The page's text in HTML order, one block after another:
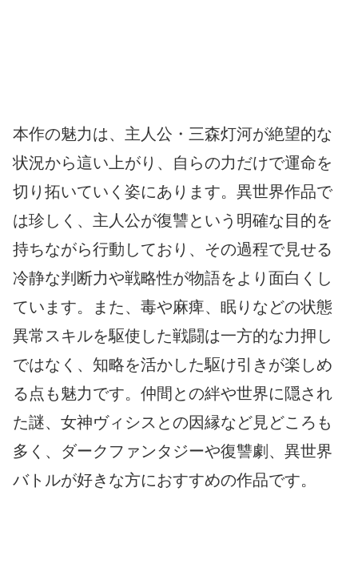
本作の魅力は、主人公・三森灯河が絶望的な
状況から這い上がり、自らの力だけで運命を
切り拓いていく姿にあります。異世界作品で
は珍しく、主人公が復讐という明確な目的を
持ちながら行動しており、その過程で見せる
冷静な判断力や戦略性が物語をより面白くし
ています。また、毒や麻痺、眠りなどの状態
異常スキルを駆使した戦闘は一方的な力押し
ではなく、知略を活かした駆け引きが楽しめ
る点も魅力です。仲間との絆や世界に隠され
た謎、女神ヴィシスとの因縁など見どころも
多く、ダークファンタジーや復讐劇、異世界
バトルが好きな方におすすめの作品です。